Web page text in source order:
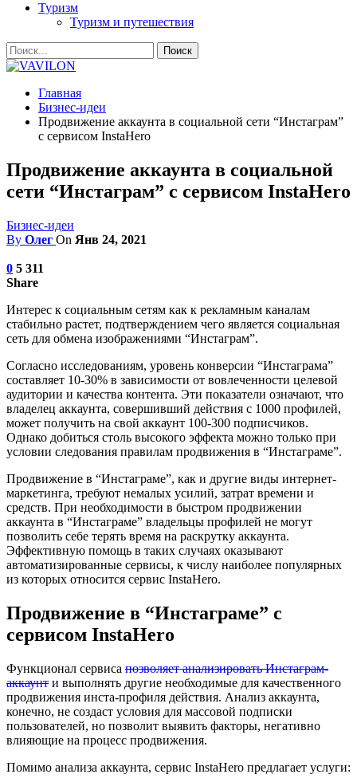
Туризм
Туризм и путешествия
Главная
Бизнес-идеи
Продвижение аккаунта в социальной сети “Инстаграм”
с сервисом InstaHero
Продвижение аккаунта в социальной
сети “Инстаграм” с сервисом InstaHero
Бизнес-идеи
By Олег On Янв 24, 2021
0 5 311
Share
Интерес к социальным сетям как к рекламным каналам
стабильно растет, подтверждением чего является социальная
сеть для обмена изображениями “Инстаграм”.
Согласно исследованиям, уровень конверсии “Инстаграма”
составляет 10-30% в зависимости от вовлеченности целевой
аудитории и качества контента. Эти показатели означают, что
владелец аккаунта, совершивший действия с 1000 профилей,
может получить на свой аккаунт 100-300 подписчиков.
Однако добиться столь высокого эффекта можно только при
условии следования правилам продвижения в “Инстаграме”.
Продвижение в “Инстаграме”, как и другие виды интернет-
маркетинга, требуют немалых усилий, затрат времени и
средств. При необходимости в быстром продвижении
аккаунта в “Инстаграме” владельцы профилей не могут
позволить себе терять время на раскрутку аккаунта.
Эффективную помощь в таких случаях оказывают
автоматизированные сервисы, к числу наиболее популярных
из которых относится сервис InstaHero.
Продвижение в “Инстаграме” с
сервисом InstaHero
Функционал сервиса позволяет анализировать Инстаграм-
аккаунт и выполнять другие необходимые для качественного
продвижения инста-профиля действия. Анализ аккаунта,
конечно, не создаст условия для массовой подписки
пользователей, но позволит выявить факторы, негативно
влияющие на процесс продвижения.
Помимо анализа аккаунта, сервис InstaHero предлагает услуги: